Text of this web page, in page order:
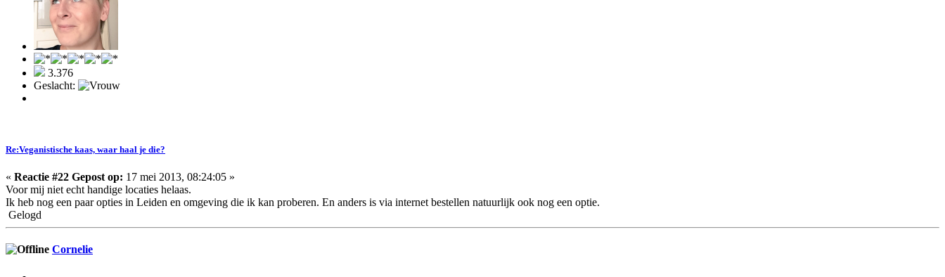
3.376
Geslacht:
Re:Veganistische kaas, waar haal je die?
« Reactie #22 Gepost op: 17 mei 2013, 08:24:05 »
Voor mij niet echt handige locaties helaas.
Ik heb nog een paar opties in Leiden en omgeving die ik kan proberen. En anders is via internet bestellen natuurlijk ook nog een optie.
Gelogd
Cornelie